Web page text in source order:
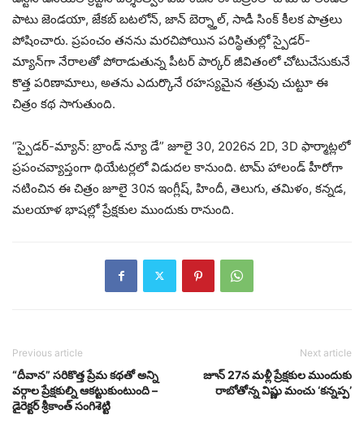
పాటు జెండయా, జేకబ్ బటలోన్, జాన్ బెర్న్తాల్, సాడీ సింక్ కీలక పాత్రలు
పోషించారు. ప్రపంచం తనను మరచిపోయిన పరిస్థితుల్లో స్పైడర్-
మ్యాన్‌గా నేరాలతో పోరాడుతున్న పీటర్ పార్కర్ జీవితంలో చోటుచేసుకునే
కొత్త పరిణామాలు, అతను ఎదుర్కొనే రహస్యమైన శత్రువు చుట్టూ ఈ
చిత్రం కథ సాగుతుంది.
“స్పైడర్-మ్యాన్: బ్రాండ్ న్యూ డే” జూలై 30, 2026న 2D, 3D ఫార్మాట్లలో
ప్రపంచవ్యాప్తంగా థియేటర్లలో విడుదల కానుంది. టామ్ హాలండ్ హీరోగా
నటించిన ఈ చిత్రం జూలై 30న ఇంగ్లీష్, హిందీ, తెలుగు, తమిళం, కన్నడ,
మలయాళ భాషల్లో ప్రేక్షకుల ముందుకు రానుంది.
Previous article
“దీవాన” సరికొత్త ప్రేమ కథతో అన్ని
వర్గాల ప్రేక్షకుల్ని ఆకట్టుకుంటుంది –
డైరెక్టర్ శ్రీకాంత్ సంగిశెట్టి
Next article
జూన్ 27న మళ్లీ ప్రేక్షకుల ముందుకు
రాబోతోన్న విష్ణు మంచు ‘కన్నప్ప’